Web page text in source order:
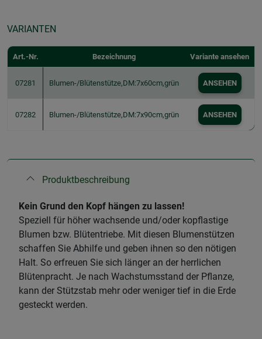
VARIANTEN
Art.-Nr. Bezeichnung Variante ansehen
07281 Blumen-/Blütenstütze,DM:7x60cm,grün ANSEHEN
07282 Blumen-/Blütenstütze,DM:7x90cm,grün ANSEHEN
Produktbeschreibung
​Kein Grund den Kopf hängen zu lassen!
Speziell für höher wachsende und/oder kopflastige
Blumen bzw. Blütentriebe. Mit diesen Blumenstützen
schaffen Sie Abhilfe und geben ihnen so den nötigen
Halt. So erfreuen Sie sich länger an der herrlichen
Blütenpracht. Je nach Wachstumsstand der Pflanze,
kann der Stützstab mehr oder weniger tief in die Erde
gesteckt werden.